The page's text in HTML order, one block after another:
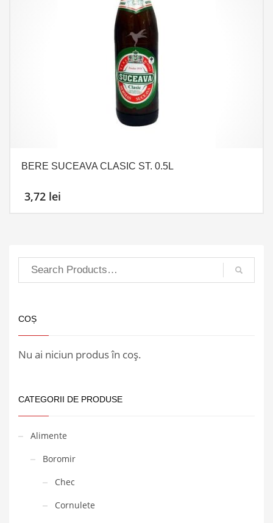
BERE SUCEAVA CLASIC ST. 0.5L
3,72 lei
COȘ
Nu ai niciun produs în coș.
CATEGORII DE PRODUSE
Alimente
Boromir
Chec
Cornulete